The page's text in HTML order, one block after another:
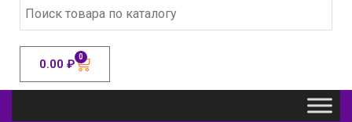
0.00 ₽ 0